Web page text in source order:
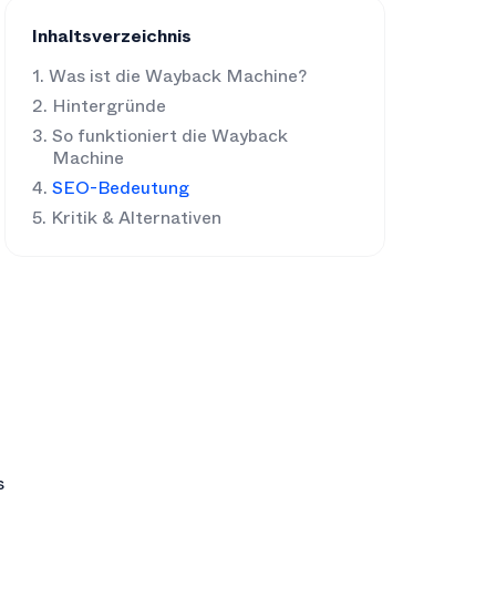
Inhaltsverzeichnis
Was ist die Wayback Machine?
Hintergründe
So funktioniert die Wayback
Machine
SEO-Bedeutung
Kritik & Alternativen